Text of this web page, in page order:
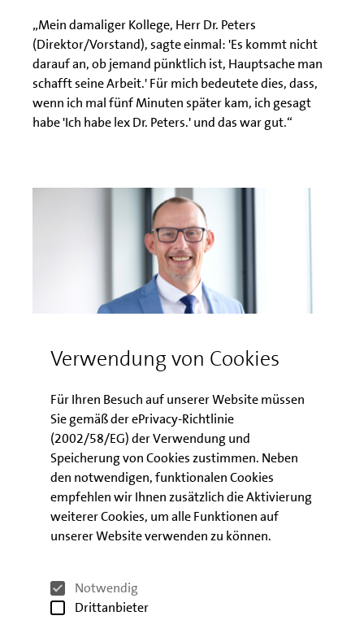
Verwendung von Cookies
Für Ihren Besuch auf unserer Website müssen
Sie gemäß der ePrivacy-Richtlinie
(2002/58/EG) der Verwendung und
Speicherung von Cookies zustimmen. Neben
den notwendigen, funktionalen Cookies
empfehlen wir Ihnen zusätzlich die Aktivierung
weiterer Cookies, um alle Funktionen auf
unserer Website verwenden zu können.
Notwendig
Drittanbieter
„Mein damaliger Kollege, Herr Dr. Peters
(Direktor/Vorstand), sagte einmal: 'Es kommt nicht
darauf an, ob jemand pünktlich ist, Hauptsache man
schafft seine Arbeit.' Für mich bedeutete dies, dass,
wenn ich mal fünf Minuten später kam, ich gesagt
habe 'Ich habe lex Dr. Peters.' und das war gut.“
Andreas Bißendorf
Geschäftsführer IBB Business Team
seit 1984 bei der WBK, IBB, IBB Business Team
„Mein schönster Moment in der IBB war rückblickend
der Moment, als ich meine heutige Ehefrau erstmals
in der Kantine erblickte.“